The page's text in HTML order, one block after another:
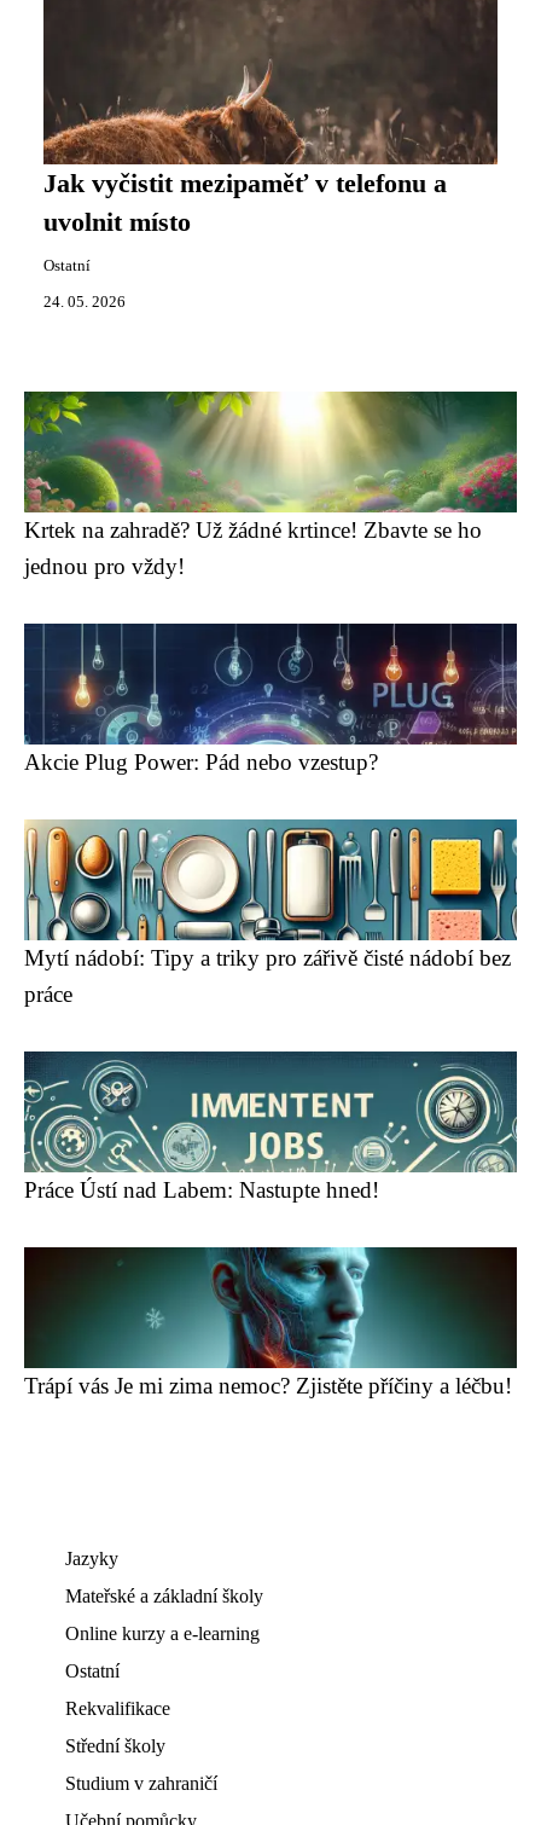
Jak vyčistit mezipaměť v telefonu a
uvolnit místo
Ostatní
24. 05. 2026
Krtek na zahradě? Už žádné krtince! Zbavte se ho
jednou pro vždy!
Akcie Plug Power: Pád nebo vzestup?
Mytí nádobí: Tipy a triky pro zářivě čisté nádobí bez
práce
Práce Ústí nad Labem: Nastupte hned!
Trápí vás Je mi zima nemoc? Zjistěte příčiny a léčbu!
Jazyky
Mateřské a základní školy
Online kurzy a e-learning
Ostatní
Rekvalifikace
Střední školy
Studium v zahraničí
Učební pomůcky